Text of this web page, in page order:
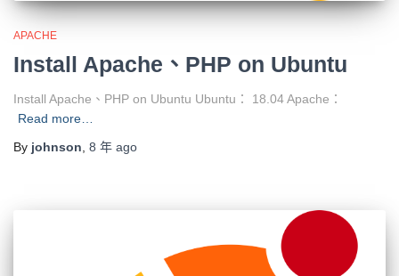
APACHE
Install Apache、PHP on Ubuntu
Install Apache、PHP on Ubuntu Ubuntu： 18.04 Apache：
Read more…
By johnson 8 年 ago